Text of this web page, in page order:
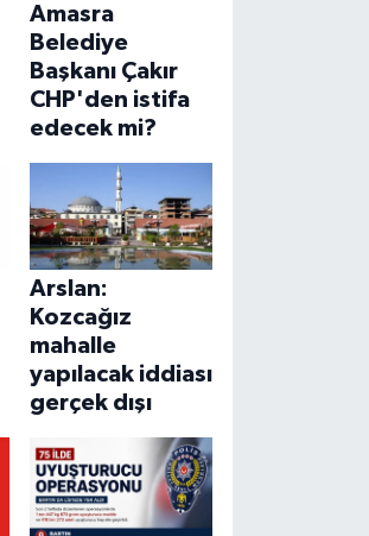
Amasra
Belediye
Başkanı Çakır
CHP'den istifa
edecek mi?
Arslan:
Kozcağız
mahalle
yapılacak iddiası
gerçek dışı